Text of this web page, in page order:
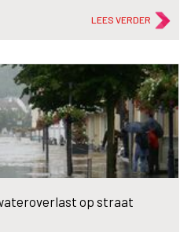
LEES VERDER
op straat